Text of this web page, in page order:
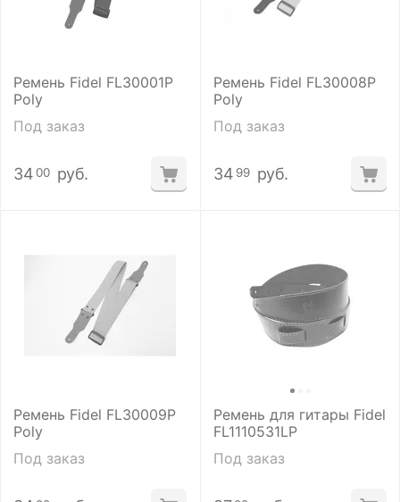
Ремень Fidel FL30001P
Poly
Под заказ
3400 руб.
Ремень Fidel FL30008P
Poly
Под заказ
34 99 руб.
Ремень Fidel FL30009P
Poly
Под заказ
Ремень для гитары Fidel
FL1110531LP
Под заказ